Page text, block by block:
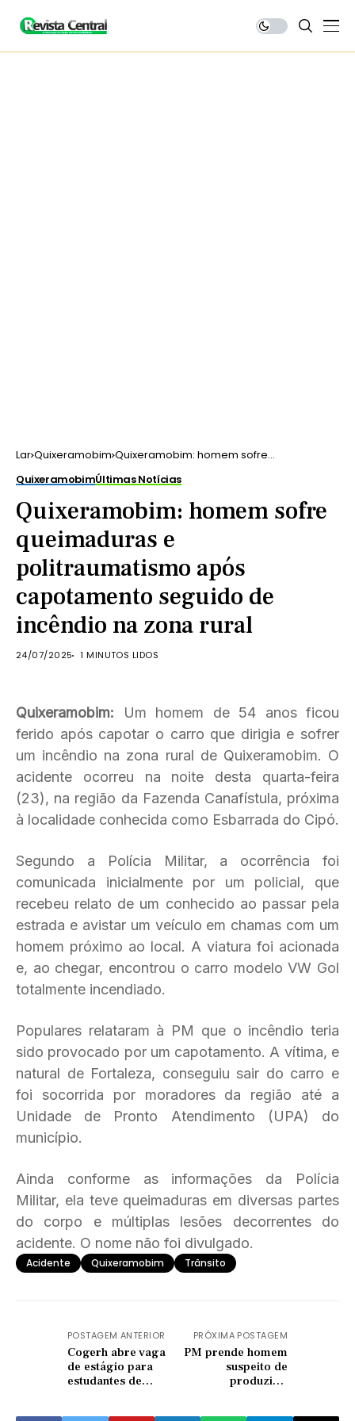
Lar Quixeramobim Quixeramobim: homem sofre
capotamento seguido de incêndio na
zona rural
QuixeramobimÚltimas Notícias
Quixeramobim: homem sofre
queimaduras e
politraumatismo após
capotamento seguido de
incêndio na zona rural
24/07/2025 1 MINUTOS LIDOS
Quixeramobim: Um homem de 54 anos ficou
ferido após capotar o carro que dirigia e sofrer
um incêndio na zona rural de Quixeramobim. O
acidente ocorreu na noite desta quarta-feira
(23), na região da Fazenda Canafístula, próxima
à localidade conhecida como Esbarrada do Cipó.
Segundo a Polícia Militar, a ocorrência foi
comunicada inicialmente por um policial, que
recebeu relato de um conhecido ao passar pela
estrada e avistar um veículo em chamas com um
homem próximo ao local. A viatura foi acionada
e, ao chegar, encontrou o carro modelo VW Gol
totalmente incendiado.
Populares relataram à PM que o incêndio teria
sido provocado por um capotamento. A vítima, e
natural de Fortaleza, conseguiu sair do carro e
foi socorrida por moradores da região até a
Unidade de Pronto Atendimento (UPA) do
município.
Ainda conforme as informações da Polícia
Militar, ela teve queimaduras em diversas partes
do corpo e múltiplas lesões decorrentes do
acidente. O nome não foi divulgado.
Acidente Quixeramobim Trânsito
POSTAGEM ANTERIOR
Cogerh abre vaga
de estágio para
estudantes de
PRÓXIMA POSTAGEM
PM prende homem
suspeito de
produzir e